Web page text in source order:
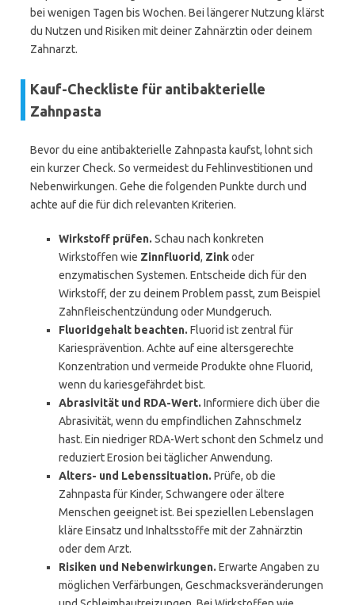
bei wenigen Tagen bis Wochen. Bei längerer Nutzung klärst
du Nutzen und Risiken mit deiner Zahnärztin oder deinem
Zahnarzt.
Kauf-Checkliste für antibakterielle
Zahnpasta
Bevor du eine antibakterielle Zahnpasta kaufst, lohnt sich
ein kurzer Check. So vermeidest du Fehlinvestitionen und
Nebenwirkungen. Gehe die folgenden Punkte durch und
achte auf die für dich relevanten Kriterien.
Wirkstoff prüfen. Schau nach konkreten
Wirkstoffen wie Zinnfluorid, Zinkoder
enzymatischen Systemen. Entscheide dich für den
Wirkstoff, der zu deinem Problem passt, zum Beispiel
Zahnfleischentzündung oder Mundgeruch.
Fluoridgehalt beachten. Fluorid ist zentral für
Kariesprävention. Achte auf eine altersgerechte
Konzentration und vermeide Produkte ohne Fluorid,
wenn du kariesgefährdet bist.
Abrasivität und RDA-Wert. Informiere dich über die
Abrasivität, wenn du empfindlichen Zahnschmelz
hast. Ein niedriger RDA-Wert schont den Schmelz und
reduziert Erosion bei täglicher Anwendung.
Alters- und Lebenssituation. Prüfe, ob die
Zahnpasta für Kinder, Schwangere oder ältere
Menschen geeignet ist. Bei speziellen Lebenslagen
kläre Einsatz und Inhaltsstoffe mit der Zahnärztin
oder dem Arzt.
Risiken und Nebenwirkungen. Erwarte Angaben zu
möglichen Verfärbungen, Geschmacksveränderungen